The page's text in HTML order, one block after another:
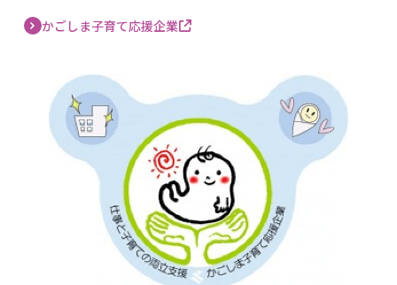
かごしま子育て応援企業